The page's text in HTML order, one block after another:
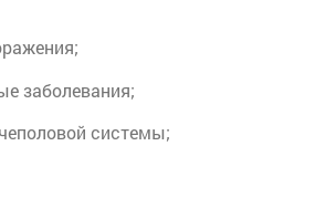
заболевания;
системы;